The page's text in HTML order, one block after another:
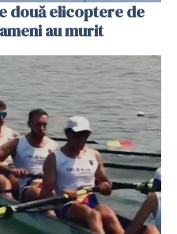
două elicoptere de
au murit